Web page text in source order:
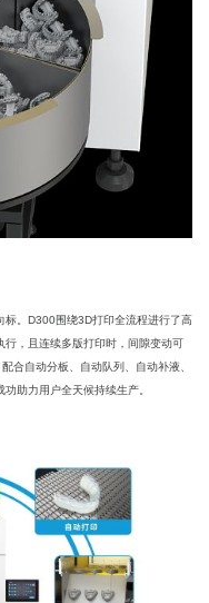
标。D300围绕3D打印全流程进行了高
行，且连续多版打印时，间隙变动可
合自动分板、自动队列、自动补液、
助力用户全天候持续生产。